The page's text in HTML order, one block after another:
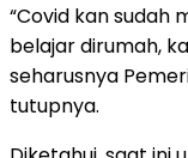
“Covid kan sudah
belajar dirumah,
seharusnya
tutupnya.